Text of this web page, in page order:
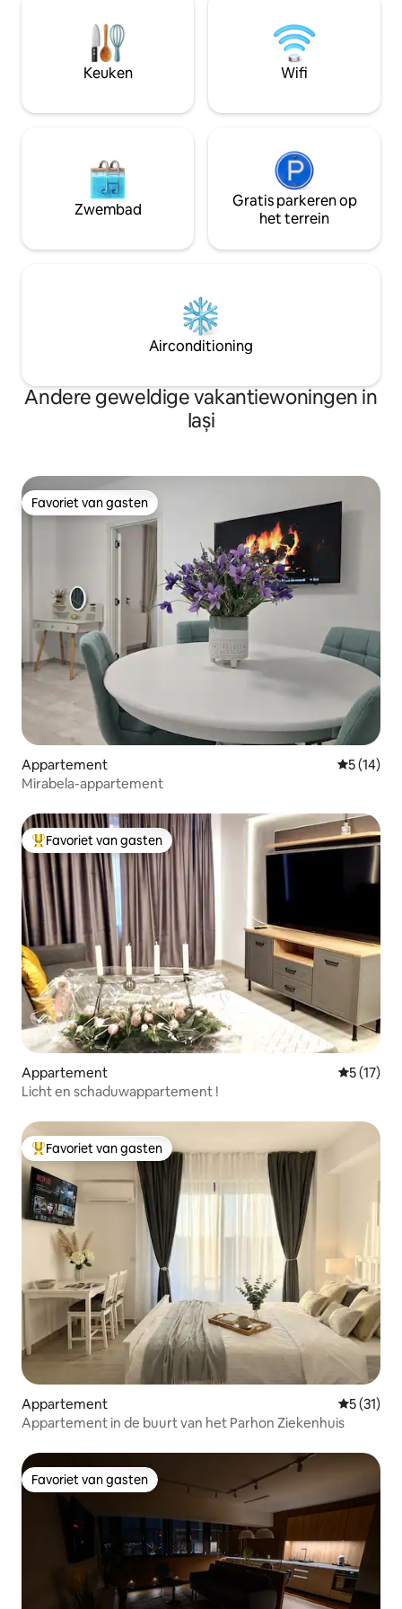
Gelegen op een rustige eerste
verdieping met gratis parkeren op
straat, op slechts 10 minuten van Piața
Unirii, winkels en cafés - een ideale mix
de Cuza Vodă-
verscheidenheid
boetieks en
Keuken Wifi
Zwembad
Gratis parkeren op
het terrein
Airconditioning
Andere geweldige vakantiewoningen in
Iași
Favoriet van gasten
Favoriet van gasten
Appartement
5 (14)
Mirabela-appartement
Topfavoriet van gasten
Favoriet van gasten
Appartement
5 (17)
Licht en schaduwappartement !
Topfavoriet van gasten
Favoriet van gasten
Appartement
5 (31)
Appartement in de buurt van het Parhon Ziekenhuis
Favoriet van gasten
Favoriet van gasten